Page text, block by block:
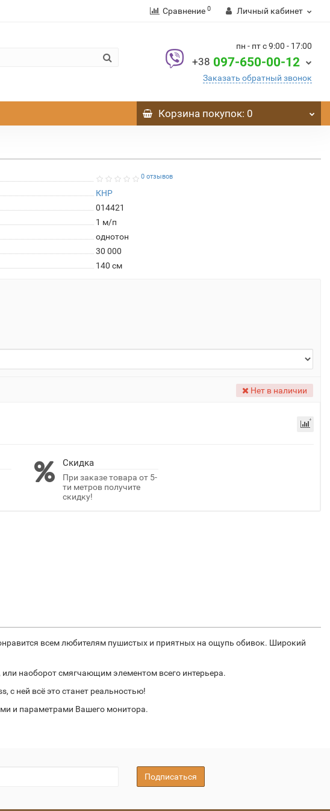
Сравнение 0 Личный кабинет
пн - пт с 9:00 - 17:00
+38 097-650-00-12
Заказать обратный звонок
Корзина покупок: 0
0 отзывов
КНР
014421
1 м/п
однотон
30 000
140 см
Нет в наличии
Скидка
При заказе товара от 5-
ти метров получите
скидку!
всем любителям пушистых и приятных на ощупь обивок. Широкий
наоборот смягчающим элементом всего интерьера.
с ней всё это станет реальностью!
и параметрами Вашего монитора.
Подписаться